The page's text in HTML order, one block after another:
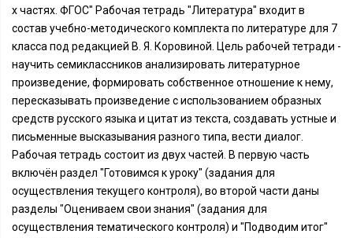
х частях. ФГОС" Рабочая тетрадь "Литература" входит в
состав учебно-методического комплекта по литературе для 7
класса под редакцией В. Я. Коровиной. Цель рабочей тетради -
научить семиклассников анализировать литературное
произведение, формировать собственное отношение к нему,
пересказывать произведение с использованием образных
средств русского языка и цитат из текста, создавать устные и
письменные высказывания разного типа, вести диалог.
Рабочая тетрадь состоит из двух частей. В первую часть
включён раздел "Готовимся к уроку" (задания для
осуществления текущего контроля), во второй части даны
разделы "Оцениваем свои знания" (задания для
осуществления тематического контроля) и "Подводим итог"